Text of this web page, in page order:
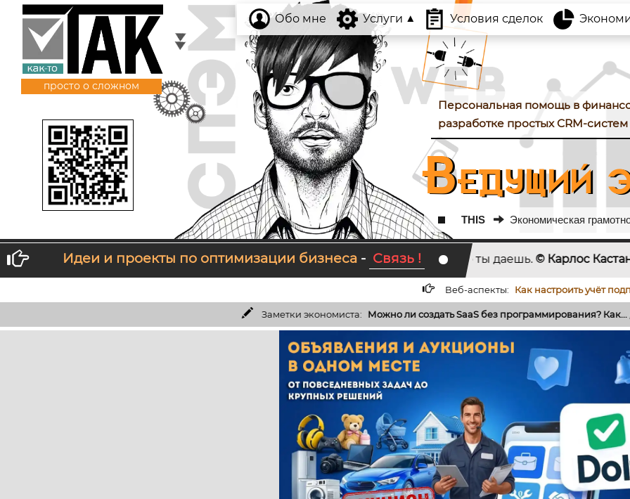
просто о сложном
Ведущий
THIS Экономическая
Персональная помощь в
разработке простых CRM-
Обо мне Услуги Условия сделок
Идеи и проекты по оптимизации бизнеса - Связь !
Если тебе не нравится то, что ты получаешь, измени то, что ты даешь. © Карлос Кастанеда
Веб-аспекты: Как настроить учёт подписчиков и
Заметки экономиста: Можно ли создать SaaS без программирования? Как.../Суть